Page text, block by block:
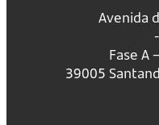
Avenida
Fase A
39005